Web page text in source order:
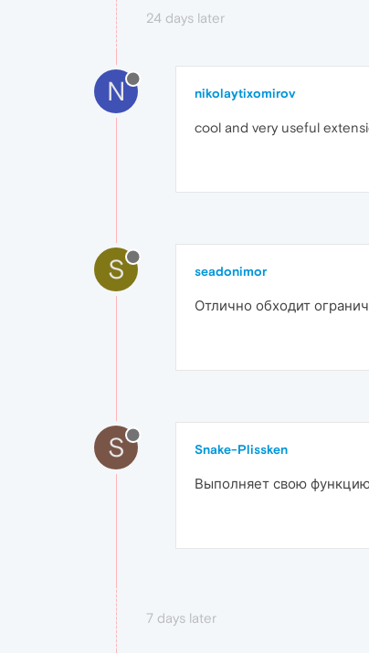
24 days later
N nikolaytixomirov
cool and very useful
S seadonimor
Отлично обходит
S Snake-Plissken
Выполняет свою функцию
7 days later